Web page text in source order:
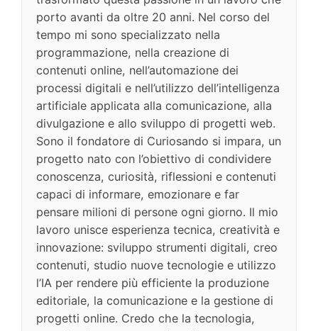
porto avanti da oltre 20 anni. Nel corso del
tempo mi sono specializzato nella
programmazione, nella creazione di
contenuti online, nell’automazione dei
processi digitali e nell’utilizzo dell’intelligenza
artificiale applicata alla comunicazione, alla
divulgazione e allo sviluppo di progetti web.
Sono il fondatore di Curiosando si impara, un
progetto nato con l’obiettivo di condividere
conoscenza, curiosità, riflessioni e contenuti
capaci di informare, emozionare e far
pensare milioni di persone ogni giorno. Il mio
lavoro unisce esperienza tecnica, creatività e
innovazione: sviluppo strumenti digitali, creo
contenuti, studio nuove tecnologie e utilizzo
l’IA per rendere più efficiente la produzione
editoriale, la comunicazione e la gestione di
progetti online. Credo che la tecnologia,